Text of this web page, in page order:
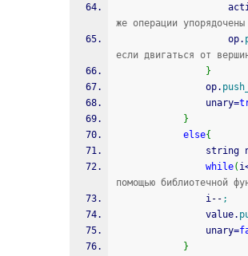
же операции
					op.
если двигаться от
}
				op.
				unary
=
}
else{
while( i
помощью библиотечной
				i
-- ;
				value.
				unary
=
}